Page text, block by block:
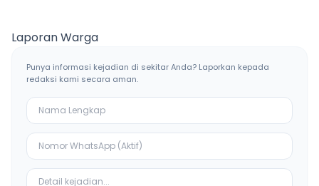
Laporan Warga
Punya informasi kejadian di sekitar Anda? Laporkan kepada
redaksi kami secara aman.